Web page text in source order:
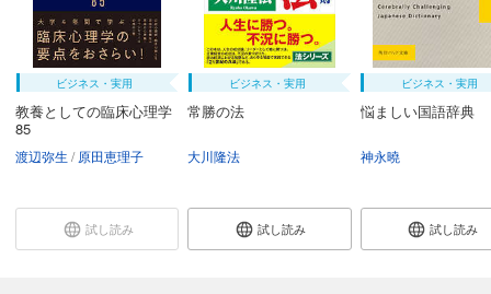
ビジネス・実用
教養としての臨床心理学
85
渡辺弥生 原田恵理子
試し読み
ビジネス・実用
常勝の法
大川隆法
試し読み
ビジネス・実用
悩ましい国語辞典
神永曉
試し読み